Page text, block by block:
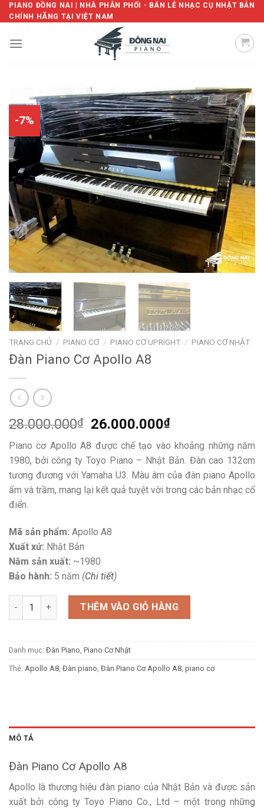
Skip
to
PIANO ĐỒNG NAI | NHÀ PHÂN PHỐI - BÁN LẺ NHẠC CỤ NHẬT BẢN
CHÍNH HÃNG TẠI VIỆT NAM
-7%
TRANG CHỦ / PIANO CƠ / PIANO CƠ UPRIGHT / PIANO CƠ NHẬT
Đàn Piano Cơ Apollo A8
28.000.000₫
Giá
gốc
là:
28.000.000₫.
26.000.000₫Giá
hiện
tại
là:
26.000.000₫.
Piano cơ Apollo A8 được chế tạo vào khoảng những năm
1980, bởi công ty Toyo Piano – Nhật Bản. Đàn cao 132cm
tương đương với Yamaha U3. Màu âm của đàn piano Apollo
ấm và trầm, mang lại kết quả tuyệt vời trong các bản nhạc cổ
điển.
Mã sản phẩm: Apollo A8
Xuất xứ: Nhật Bản
Năm sản xuất: ~1980
Bảo hành: 5 năm (Chi tiết)
Đàn Piano Cơ Apollo A8 số lượng
THÊM VÀO GIỎ HÀNG
Danh mục: Đàn Piano, Piano Cơ Nhật
Thẻ: Apollo A8, Đàn piano, Đàn Piano Cơ Apollo A8, piano cơ
MÔ TẢ
Đàn Piano Cơ Apollo A8
Apollo là thương hiệu đàn piano của Nhật Bản và được sản
xuất bởi công ty Toyo Piano Co., Ltd – một trong những